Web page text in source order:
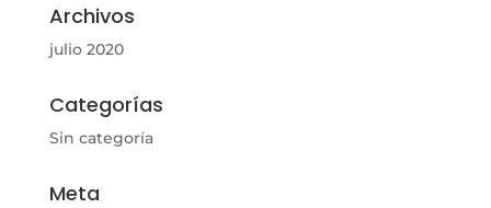
Archivos
julio 2020
Categorías
Sin categoría
Meta